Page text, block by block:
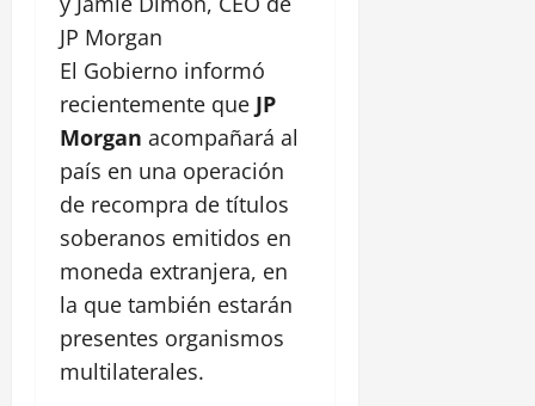
JP Morgan
El Gobierno informó
recientemente que JP
Morgan acompañará al
país en una operación
de recompra de títulos
soberanos emitidos en
moneda extranjera, en
la que también estarán
presentes organismos
multilaterales.